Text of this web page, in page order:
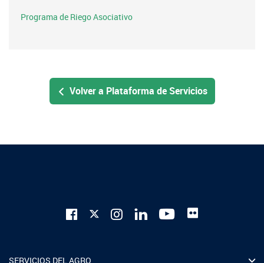
Programa de Riego Asociativo
Volver a Plataforma de Servicios
SERVICIOS DEL AGRO